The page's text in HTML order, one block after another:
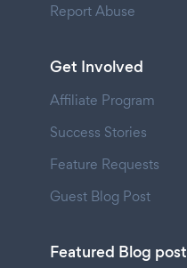
Report Abuse
Get Involved
Affiliate Program
Success Stories
Feature Requests
Guest Blog Post
Featured Blog post